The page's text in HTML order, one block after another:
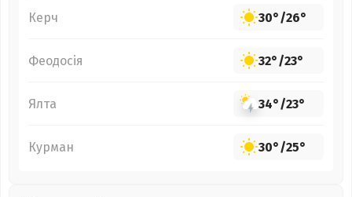
Керч 30°/26°
Феодосія 32°/23°
Ялта 34°/23°
Курман 30°/25°